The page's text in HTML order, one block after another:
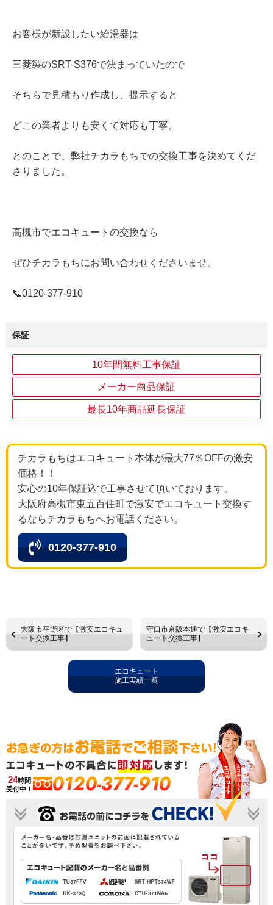
お客様が新設したい給湯器は
三菱製のSRT-S376で決まっていたので
そちらで見積もり作成し、提示すると
どこの業者よりも安くて対応も丁寧。
とのことで、弊社チカラもちでの交換工事を決めてくだ
さりました。
高槻市でエコキュートの交換なら
ぜひチカラもちにお問い合わせくださいませ。
📞0120‐377‐910
保証
10年間無料工事保証
メーカー商品保証
最長10年商品延長保証
チカラもちはエコキュート本体が最大77％OFFの激安
価格！！
安心の10年保証込で工事させて頂いております。
大阪府高槻市東五百住町で激安でエコキュート交換す
るならチカラもちへお電話ください。
0120-377-910
大阪市平野区で【激安エコキュ
ート交換工事】
守口市京阪本通で【激安エコキ
ュート交換工事】
エコキュート
施工実績一覧
24時間
受付中！
0120-377-910